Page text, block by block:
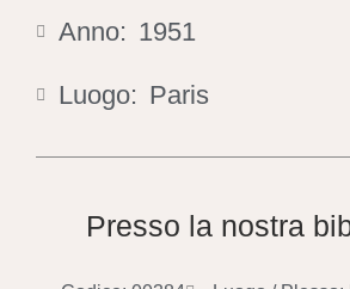
Anno: 1951
Luogo: Paris
Presso la nostra